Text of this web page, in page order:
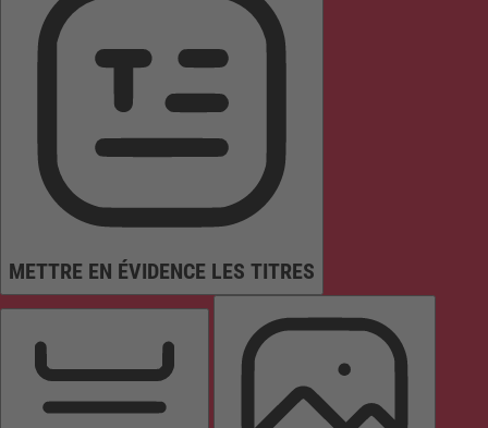
METTRE EN ÉVIDENCE LES TITRES